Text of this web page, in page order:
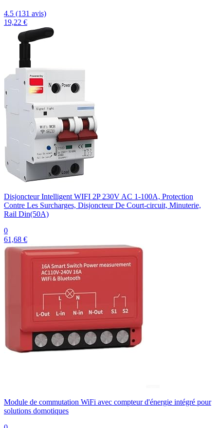
4.5 (131 avis)
19,22 €
Disjoncteur Intelligent WIFI 2P 230V AC 1-100A, Protection
Contre Les Surcharges, Disjoncteur De Court-circuit, Minuterie,
Rail Din(50A)
0
61,68 €
Module de commutation WiFi avec compteur d'énergie intégré pour
solutions domotiques